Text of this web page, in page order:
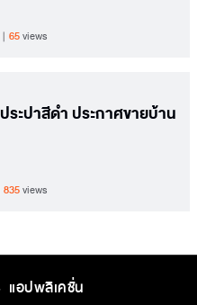
65views
ะปาสีดำ ประกาศขายบ้าน
835views
แอปพลิเคชั่น